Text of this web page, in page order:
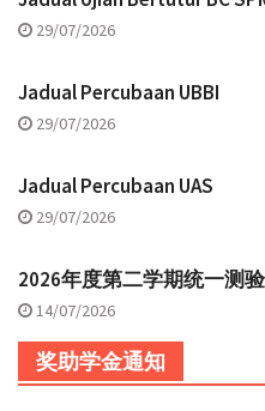
29/07/2026
Jadual Percubaan UBBI
29/07/2026
Jadual Percubaan UAS
29/07/2026
2026年度第二学期统一测
14/07/2026
奖助学金通知